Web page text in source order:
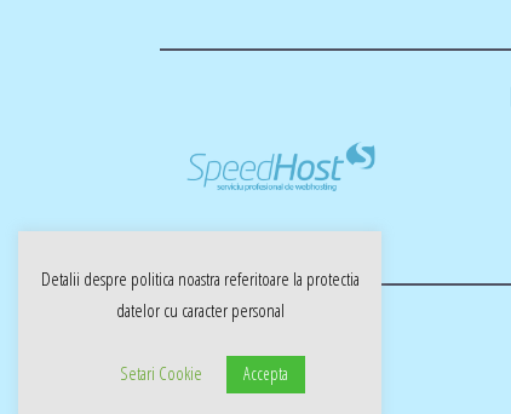
Copyright © SpeedHost.ro
Detalii despre politica noastra referitoare la protectia
datelor cu caracter personal
Setari Cookie Accepta